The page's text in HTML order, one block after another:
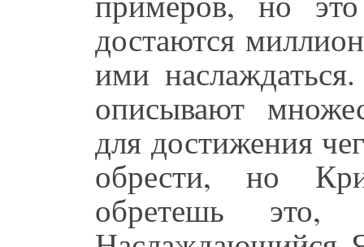
достаются
ими
описывают
для достижения
обрести, но
обретешь это,